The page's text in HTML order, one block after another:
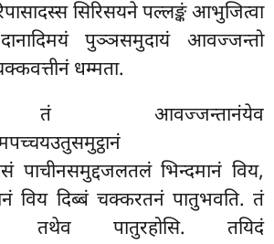
सिरिसयने पल्लङ्कं आभुजित्वा
दानादिमयं पुञ्ञसमुदायं आवज्जन्तो
धम्मता.
आवज्जन्तानंयेव
पाचीनसमुद्दजलतलं भिन्दमानं विय,
विय दिब्बं चक्करतनं पातुभवति. तं
तथेव पातुरहोसि. तयिदं